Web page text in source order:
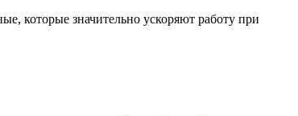
которые значительно ускоряют работу при